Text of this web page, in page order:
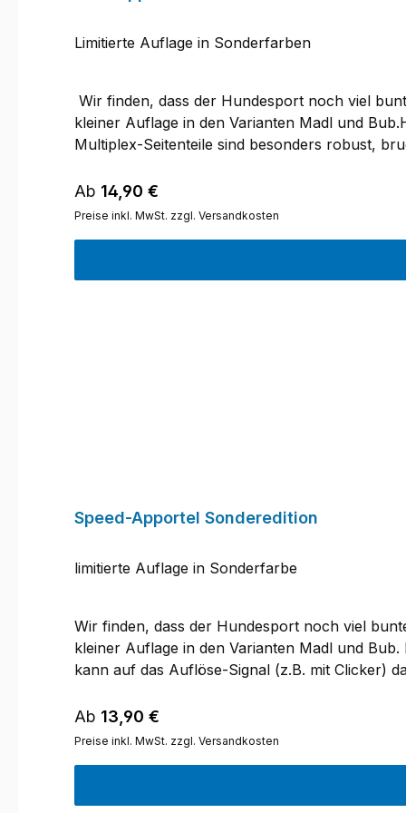
Limitierte Auflage in Sonderfarben
Wir finden, dass der Hundesport noch viel
kleiner Auflage in den Varianten Madl und
Multiplex-Seitenteile sind besonders robust,
Buntlackierung, nach DIN EN 71-3 (für
mm, Gewicht: ca. 230 g80 x 80 mm, Steg 80 x
die Möglichkeit, dass dieses Apportel bei
Regulärer Preis:
Ab 14,90 €
Preise inkl. MwSt. zzgl. Versandkosten
Speed-Apportel Sonderedition
limitierte Auflage in Sonderfarbe
Wir finden, dass der Hundesport noch viel
kleiner Auflage in den Varianten Madl und
kann auf das Auflöse-Signal (z.B. mit Clicker)
Multiplex (Birke): 6,5 mm- Ecken abgeschrägt,
wasserbasierte Buntlackierung, nach DIN EN
gelegt und nicht wie in anderen Sportarten
Farbgebung besteht die Möglichkeit, dass
Regulärer Preis:
Ab 13,90 €
Preise inkl. MwSt. zzgl. Versandkosten